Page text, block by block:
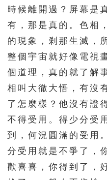
時候離開過？屏幕是
有，那是真的。色相
的現象，剎那生滅，
整個宇宙就好像電視
個道理，真的就了解
相叫大徹大悟，有沒
了怎麼樣？他沒有證
不得受用。得少分受
到，何況圓滿的受用
分受用就是不爭了，
歡喜喜，你得到了，